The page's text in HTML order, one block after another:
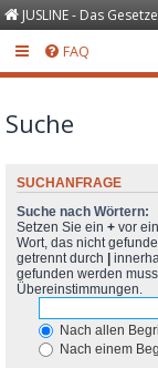
JUSLINE - Das
FAQ
Suche
SUCHANFRAGE
Suche nach Wörtern:
Setzen Sie ein + vor
Wort, das nicht
getrennt durch |
gefunden werden
Übereinstimmungen.
Nach allen
Nach einem